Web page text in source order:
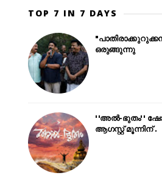
TOP 7 IN 7 DAYS
ഒരുങ്ങുന്നു
''അൽ-ഭുതം''
ആഗസ്റ്റ് മൂന്നിന് .